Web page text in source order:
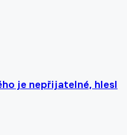
je nepřijatelné, hlesl